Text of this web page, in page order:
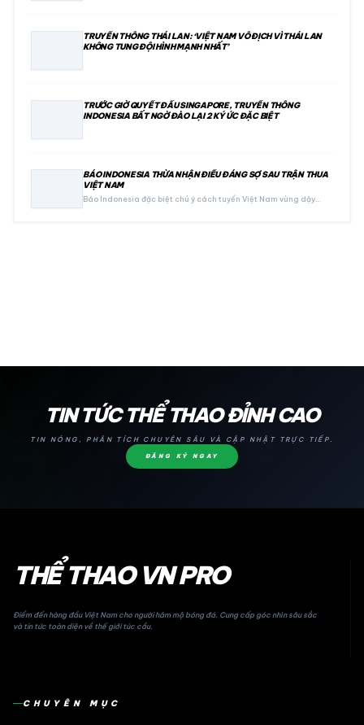
TRUYỀN THÔNG THÁI LAN: ‘VIỆT NAM VÔ ĐỊCH VÌ THÁI LAN
KHÔNG TUNG ĐỘI HÌNH MẠNH NHẤT’
TRƯỚC GIỜ QUYẾT ĐẤU SINGAPORE, TRUYỀN THÔNG
INDONESIA BẤT NGỜ ĐÀO LẠI 2 KÝ ỨC ĐẶC BIỆT
BÁO INDONESIA THỪA NHẬN ĐIỀU ĐÁNG SỢ SAU TRẬN THUA
VIỆT NAM
Báo Indonesia đặc biệt chú ý cách tuyển Việt Nam vùng dậy…
TIN TỨC THỂ THAO ĐỈNH CAO
TIN NÓNG, PHÂN TÍCH CHUYÊN SÂU VÀ CẬP NHẬT TRỰC TIẾP.
ĐĂNG KÝ NGAY
THỂ THAO VN PRO
Điểm đến hàng đầu Việt Nam cho người hâm mộ bóng đá. Cung cấp góc nhìn sâu sắc
và tin tức toàn diện về thế giới túc cầu.
CHUYÊN MỤC